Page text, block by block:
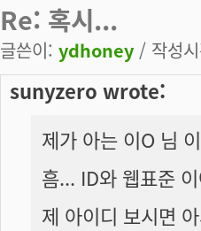
Re: 혹시...
글쓴이: ydhoney / 작성
sunyzero wrote:
제가 아는 이O 님
흠... ID와 웹표준
제 아이디 보시면